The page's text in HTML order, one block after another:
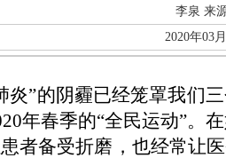
李泉 来
2020年03
炎”的阴霾已经笼罩我们
年春季的“全民运动”。
者备受折磨，也经常让